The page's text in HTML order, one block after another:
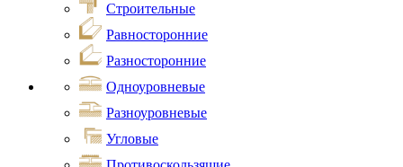
Строительные
Равносторонние
Разносторонние
Одноуровневые
Разноуровневые
Угловые